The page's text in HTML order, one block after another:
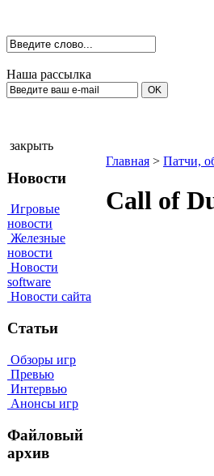
Наша рассылка
закрыть
Новости
Игровые
новости
Железные
новости
Новости
software
Новости сайта
Статьи
Обзоры игр
Превью
Интервью
Анонсы игр
Файловый
архив
Главная > Патчи,
Call of